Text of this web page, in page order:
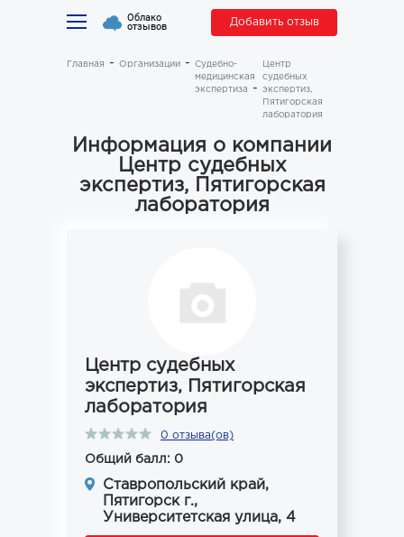
Облако
отзывов Добавить отзыв
Главная Организации
Судебно-
медицинская
экспертиза
Центр
судебных
экспертиз,
Пятигорская
лаборатория
Информация о компании
Центр судебных
экспертиз, Пятигорская
лаборатория
Центр судебных
экспертиз, Пятигорская
лаборатория
0 отзыва(ов)
Общий балл: 0
Ставропольский край,
Пятигорск г.,
Университетская улица, 4